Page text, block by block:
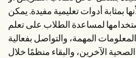
بمثابة أدوات تعليمية مفيدة. يمكن
لمساعدة الطلاب على تعلم
المهمة، والتواصل بفعالية
الآخرين، والبقاء منظمًا خلال